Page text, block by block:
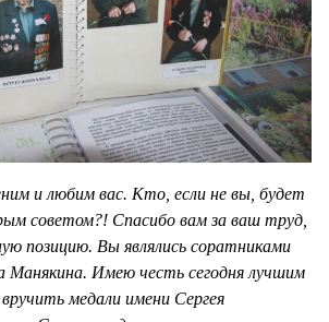
и любим вас. Кто, если не вы, будет
советом?! Спасибо вам за ваш труд,
позицию. Вы являлись соратниками
Манякина. Имею честь сегодня лучшим
медали имени Сергея